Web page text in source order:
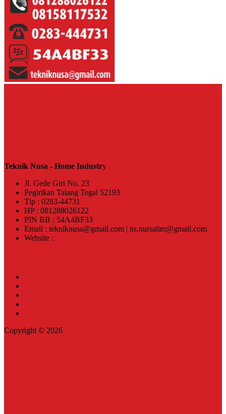
Teknik Nusa - Home Industry
Jl. Gede Giri No. 23
Pegirikan Talang Tegal 52193
Tlp : 0283-44731
HP : 081288026122
PIN BB : 54A4BF33
Email : tekniknusa@gmail.com | ns.nursalim@gmail.com
Website :
Copyright © 2026